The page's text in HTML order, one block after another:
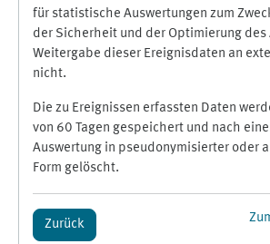
für statistische Auswertungen zum
der Sicherheit und der Optimierung des
Weitergabe dieser Ereignisdaten an
nicht.
Die zu Ereignissen erfassten Daten
von 60 Tagen gespeichert und nach
Auswertung in pseudonymisierter oder
Form gelöscht.
Zurück